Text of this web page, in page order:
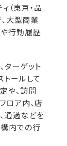
（東京・品
、大型商業
行動履歴
ターゲット
トールして
や、訪問
ロア内、店
通過などを
内での行